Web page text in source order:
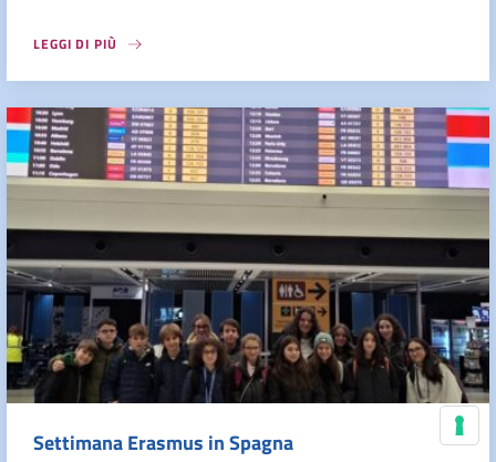
LEGGI DI PIÙ
Settimana Erasmus in Spagna Le